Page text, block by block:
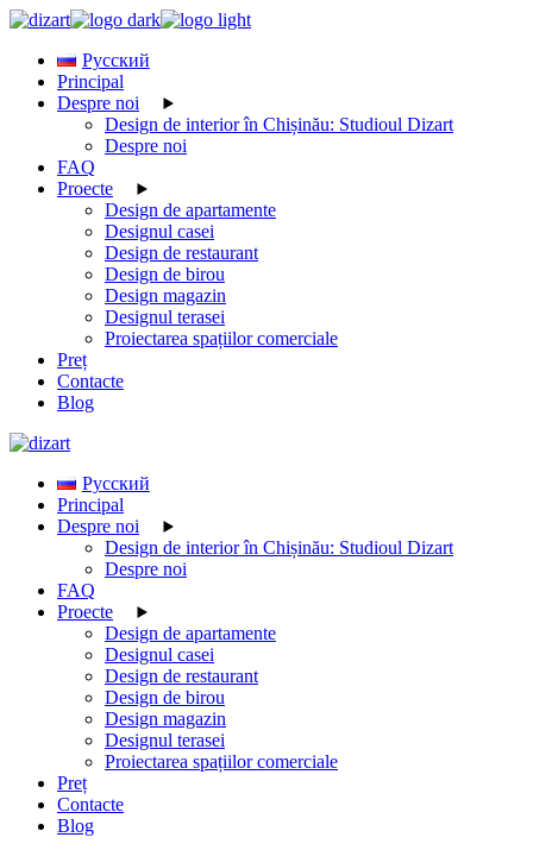
Skip
content
Русский
Principal
Despre noi
Design de interior în Chișinău: Studioul Dizart
Despre noi
FAQ
Proecte
Design de apartamente
Designul casei
Design de restaurant
Design de birou
Design magazin
Designul terasei
Proiectarea spațiilor comerciale
Preț
Contacte
Blog
Русский
Principal
Despre noi
Design de interior în Chișinău: Studioul Dizart
Despre noi
FAQ
Proecte
Design de apartamente
Designul casei
Design de restaurant
Design de birou
Design magazin
Designul terasei
Proiectarea spațiilor comerciale
Preț
Contacte
Blog